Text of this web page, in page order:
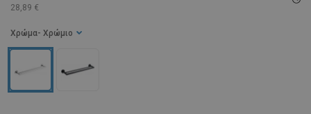
28,89 €
Χρώμα - Χρώμιο